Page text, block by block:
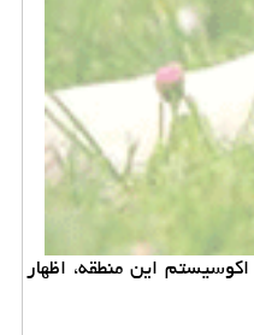
این منطقه، اظهار